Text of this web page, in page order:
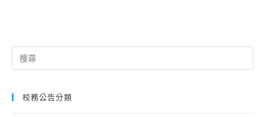
Search
for:
校務公告分類